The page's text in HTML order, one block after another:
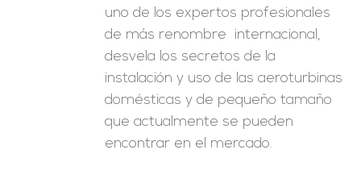
uno de los expertos profesionales
de más renombre internacional,
desvela los secretos de la
instalación y uso de las aeroturbinas
domésticas y de pequeño tamaño
que actualmente se pueden
encontrar en el mercado.